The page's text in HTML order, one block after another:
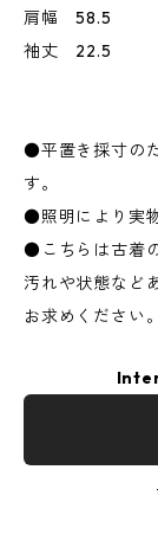
肩幅 58.5
袖丈 22.5
●平置き採寸の
す。
●照明により実
●こちらは古着
汚れや状態など
お求めください。